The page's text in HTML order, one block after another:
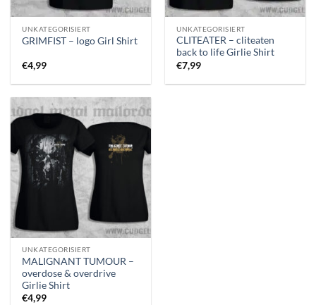
UNKATEGORISIERT
GRIMFIST – logo Girl Shirt
€4,99
UNKATEGORISIERT
CLITEATER – cliteaten
back to life Girlie Shirt
€7,99
UNKATEGORISIERT
MALIGNANT TUMOUR –
overdose & overdrive
Girlie Shirt
€4,99